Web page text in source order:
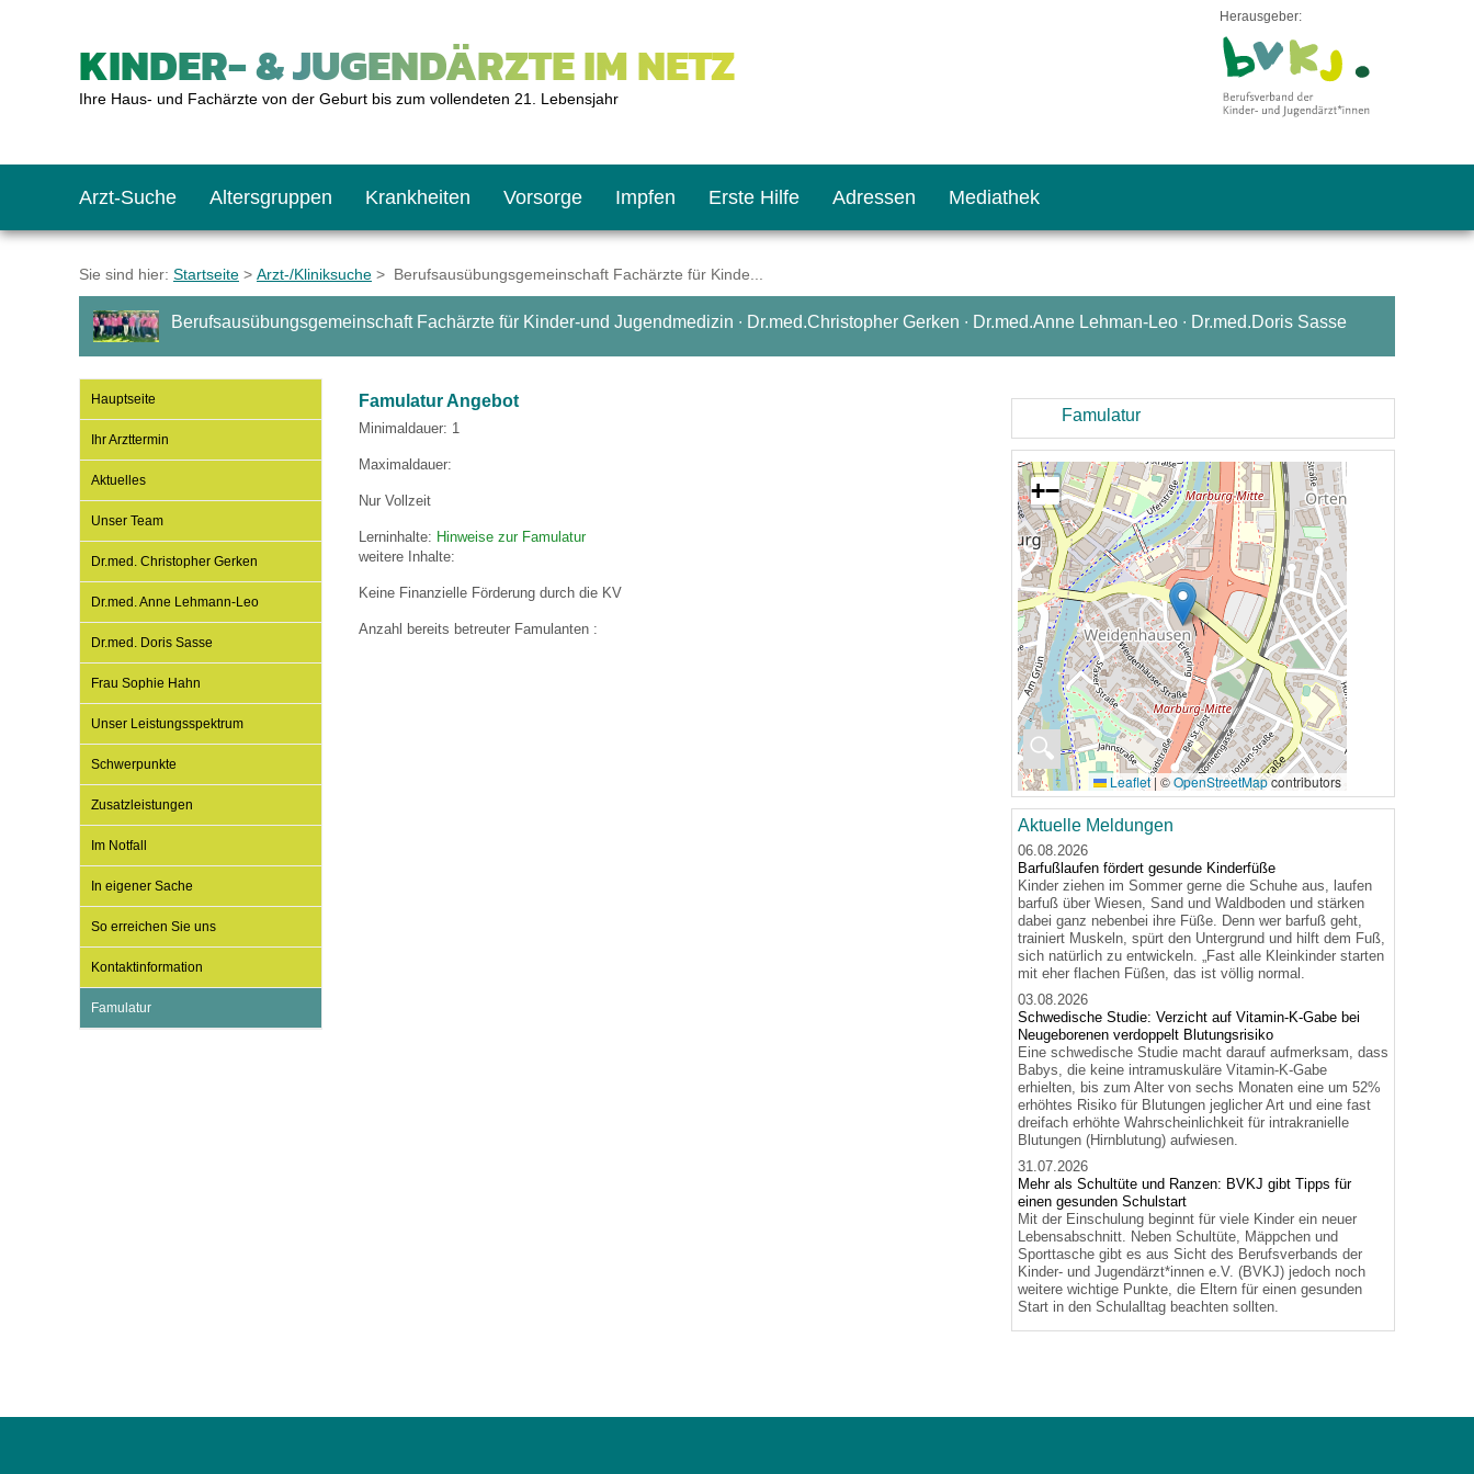
KINDER- & JUGENDÄRZTE IM NETZ
Ihre Haus- und Fachärzte von der Geburt bis zum vollendeten 21. Lebensjahr
Herausgeber:
Arzt-Suche Altersgruppen
Das erste Jahr
Schulkinder
Krankheiten Vorsorge
Baby: U1 bis U6
Schulkind: U10 bis U11
Impfen
Impfkalender
Was muss man beachten?
Impfsicherheit
Häufige Fragen
Erste Hilfe
Notrufnummern
Hausapotheke
Notdienste
Adressen
Notdienste
Gesundheitsämter
Mediathek
BMI-Rechner
Blutdruckrechner
Empfehlungen zum Bildschirmmediengebrauch
Hörlexikon
Sie sind hier: Startseite > Arzt-/Kliniksuche > Berufsausübungsgemeinschaft Fachärzte für Kinde...
Berufsausübungsgemeinschaft Fachärzte für Kinder-und Jugendmedizin ∙ Dr.med.Christopher Gerken ∙ Dr.med.Anne Lehman-Leo ∙ Dr.med.Doris Sasse
Hauptseite
Ihr Arzttermin
Aktuelles
Unser Team
Dr.med. Christopher Gerken
Dr.med. Anne Lehmann-Leo
Dr.med. Doris Sasse
Frau Sophie Hahn
Unser Leistungsspektrum
Schwerpunkte
Zusatzleistungen
Im Notfall
In eigener Sache
So erreichen Sie uns
Kontaktinformation
Famulatur
Famulatur Angebot
Minimaldauer: 1
Maximaldauer:
Nur Vollzeit
Lerninhalte: Hinweise zur Famulatur
weitere Inhalte:
Keine Finanzielle Förderung durch die KV
Anzahl bereits betreuter Famulanten :
Famulatur
🔍
+−
Leaflet| ©OpenStreetMapcontributors
Aktuelle Meldungen
06.08.2026
Barfußlaufen fördert gesunde Kinderfüße
Kinder ziehen im Sommer gerne die Schuhe aus, laufen
barfuß über Wiesen, Sand und Waldboden und stärken
dabei ganz nebenbei ihre Füße. Denn wer barfuß geht,
trainiert Muskeln, spürt den Untergrund und hilft dem Fuß,
sich natürlich zu entwickeln. „Fast alle Kleinkinder starten
mit eher flachen Füßen, das ist völlig normal.
03.08.2026
Schwedische Studie: Verzicht auf Vitamin-K-Gabe bei
Neugeborenen verdoppelt Blutungsrisiko
Eine schwedische Studie macht darauf aufmerksam, dass
Babys, die keine intramuskuläre Vitamin-K-Gabe
erhielten, bis zum Alter von sechs Monaten eine um 52%
erhöhtes Risiko für Blutungen jeglicher Art und eine fast
dreifach erhöhte Wahrscheinlichkeit für intrakranielle
Blutungen (Hirnblutung) aufwiesen.
31.07.2026
Mehr als Schultüte und Ranzen: BVKJ gibt Tipps für
einen gesunden Schulstart
Mit der Einschulung beginnt für viele Kinder ein neuer
Lebensabschnitt. Neben Schultüte, Mäppchen und
Sporttasche gibt es aus Sicht des Berufsverbands der
Kinder- und Jugendärzt*innen e.V. (BVKJ) jedoch noch
weitere wichtige Punkte, die Eltern für einen gesunden
Start in den Schulalltag beachten sollten.